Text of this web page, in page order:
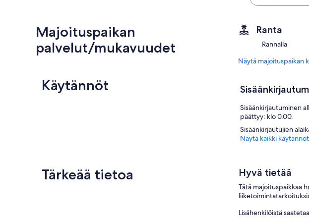
Majoituspaikan
palvelut/mukavuudet
Ranta
Rannalla
Näytä majoituspaikan
Käytännöt
Sisäänkirjautuminen
päättyy: klo 0.00.
Sisäänkirjautujien
Näytä kaikki käytännöt
Tärkeää tietoa Hyvä tietää
Tätä majoituspaikkaa
Lisähenkilöistä